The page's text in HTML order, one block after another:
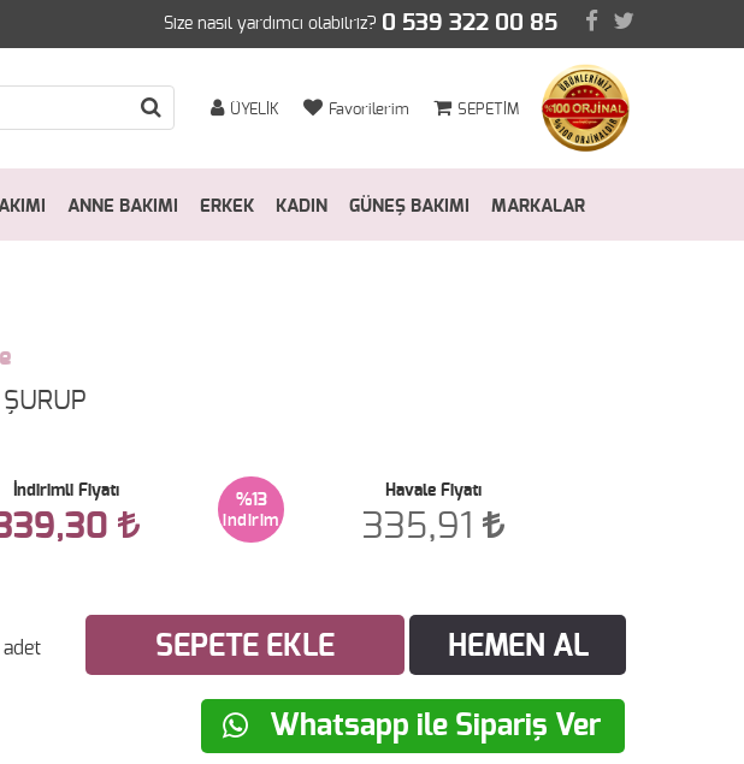
Size nasıl yardımcı olabilriz? 0 539 322 00 85
SEPETİM
Favorilerim
ÜYELİK
ANNE BAKIMI ERKEK KADIN GÜNEŞ BAKIMI MARKALAR
İndirimli Fiyatı
%13
Havale Fiyatı
335,91
SEPETE EKLE HEMEN AL
Whatsapp ile Sipariş Ver